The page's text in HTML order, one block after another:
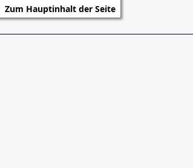
Zum Hauptinhalt der Seite